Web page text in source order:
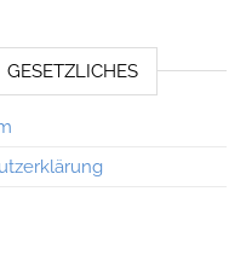
GESETZLICHES